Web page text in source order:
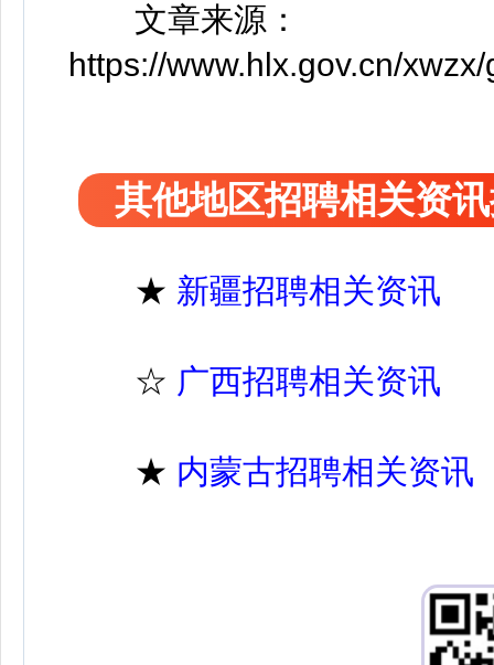
文章来源：
https://www.hlx.gov.cn/
其他地区招聘相关资
★ 新疆招聘相关资讯
☆ 广西招聘相关资讯
★ 内蒙古招聘相关资讯